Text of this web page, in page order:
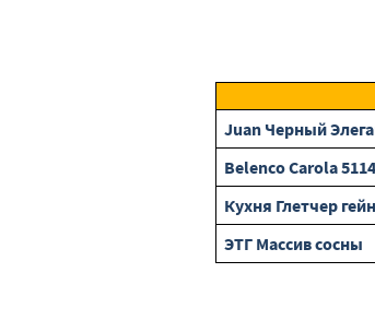
Juan Черный
Belenco Carola 5114
Кухня Глетчер
ЭТГ Массив сосны